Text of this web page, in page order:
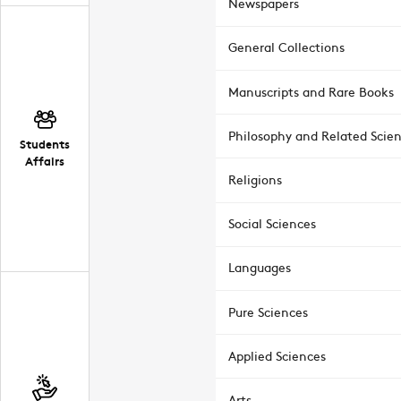
Students
Affairs
General Collections
Manuscripts and Rare Books
Philosophy and Related
Religions
Social Sciences
Languages
Pure Sciences
Applied Sciences